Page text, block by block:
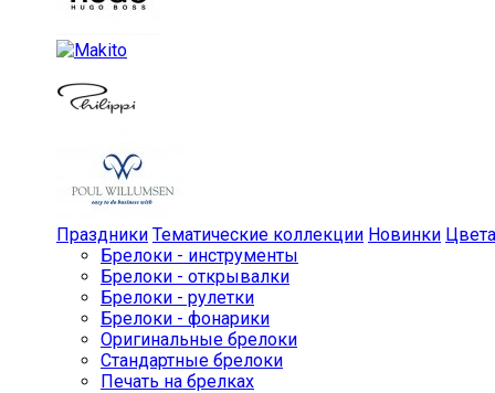
Праздники Тематические коллекции Новинки Цвета
Брелоки - инструменты
Брелоки - открывалки
Брелоки - рулетки
Брелоки - фонарики
Оригинальные брелоки
Стандартные брелоки
Печать на брелках